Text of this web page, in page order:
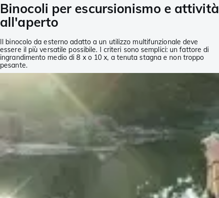
Binocoli per escursionismo e attività
all'aperto
Il binocolo da esterno adatto a un utilizzo multifunzionale deve
essere il più versatile possibile. I criteri sono semplici: un fattore di
ingrandimento medio di 8 x o 10 x, a tenuta stagna e non troppo
pesante.
cosa ti imbatterai e quando, ha senso che il tuo binocolo multi-
funzionale sia a tenuta stagna.
L'ingrandimento 8x viene spesso scelto dai neofiti del binocolo per
un uso multi-funzionale, oltre un ingrandimento 10x. È più facile
ottenere un'immagine stabile con un ingrandimento leggermente
inferiore. Un'accortezza che previene anche le vertigini quando si
guarda attraverso il binocolo. Gli utenti esperti possono ovviamente
beneficiare di un ingrandimento maggiore di 10 volte. Ovviamente,
quanto più preciso è il binocolo tanto è migliore. I nostri binocoli Eden
Quality dimostrano che difficilmente devi in qualche modo rinunciare
Nel Paese dei ciechi ... il monocolo